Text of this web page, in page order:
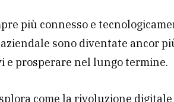
più connesso e
sono diventate ancor
e prosperare nel lungo termine.
come la rivoluzione